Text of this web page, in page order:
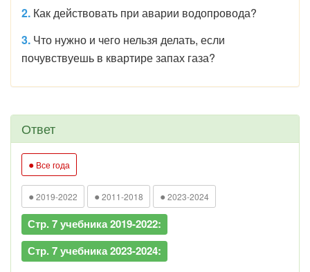
2. Как действовать при аварии водопровода?
3. Что нужно и чего нельзя делать, если
почувствуешь в квартире запах газа?
Ответ
● Все года
● 2019-2022 ● 2011-2018 ● 2023-2024
Стр. 7 учебника 2019-2022:
Стр. 7 учебника 2023-2024: